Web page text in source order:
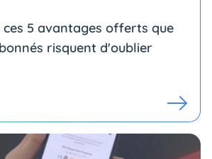
ces 5 avantages offerts que
risquent d'oublier